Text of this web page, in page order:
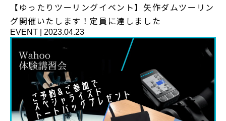
【ゆったりツーリングイベント】矢作ダムツーリン
グ開催いたします！定員に達しました
EVENT 2023.04.23